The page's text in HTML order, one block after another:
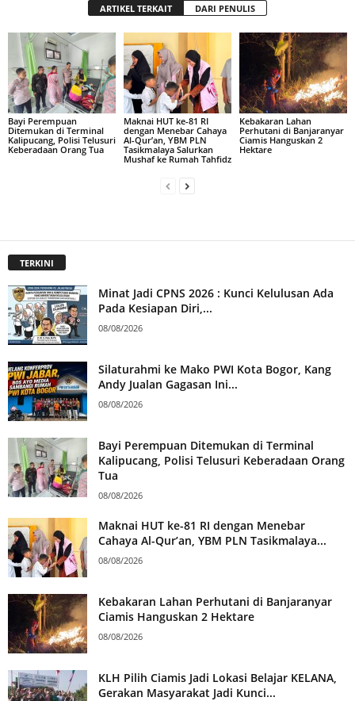
ARTIKEL TERKAIT DARI PENULIS
Bayi Perempuan
Ditemukan di Terminal
Kalipucang, Polisi Telusuri
Keberadaan Orang Tua
Maknai HUT ke-81 RI
dengan Menebar Cahaya
Al-Qur’an, YBM PLN
Tasikmalaya Salurkan
Mushaf ke Rumah Tahfidz
Kebakaran Lahan
Perhutani di Banjaranyar
Ciamis Hanguskan 2
Hektare
TERKINI
Minat Jadi CPNS 2026 : Kunci Kelulusan Ada
Pada Kesiapan Diri,...
08/08/2026
Silaturahmi ke Mako PWI Kota Bogor, Kang
Andy Jualan Gagasan Ini...
08/08/2026
Bayi Perempuan Ditemukan di Terminal
Kalipucang, Polisi Telusuri Keberadaan Orang
Tua
08/08/2026
Maknai HUT ke-81 RI dengan Menebar
Cahaya Al-Qur’an, YBM PLN Tasikmalaya...
08/08/2026
Kebakaran Lahan Perhutani di Banjaranyar
Ciamis Hanguskan 2 Hektare
08/08/2026
KLH Pilih Ciamis Jadi Lokasi Belajar KELANA,
Gerakan Masyarakat Jadi Kunci...